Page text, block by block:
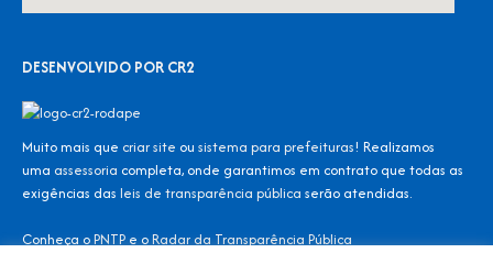
DESENVOLVIDO POR CR2
Muito mais que criar site ou sistema para prefeituras! Realizamos
uma assessoria completa, onde garantimos em contrato que todas as
exigências das leis de transparência pública serão atendidas.
Conheça oPNTPe oRadar da Transparência Pública